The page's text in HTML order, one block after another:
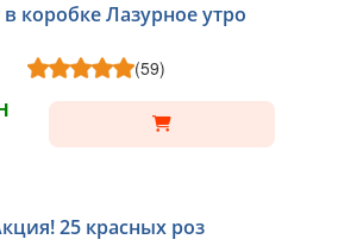
в коробке Лазурное утро
(59)
25 красных роз